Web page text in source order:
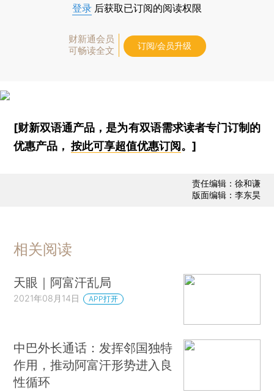
登录 后获取已订阅的阅读权限
财新通会员
可畅读全文
订阅/会员升级
[财新双语通产品，是为有双语需求读者专门订制的
优惠产品，按此可享超值优惠订阅 。]
责任编辑：徐和谦
版面编辑：李东昊
相关阅读
天眼｜阿富汗乱局
2021年08月14日 APP打开
中巴外长通话：发挥邻国独特
作用，推动阿富汗形势进入良
性循环